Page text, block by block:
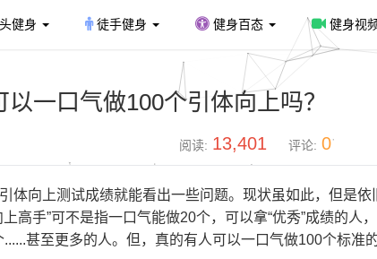
健身 徒手健身 健身百态 健身视
一口气做100个引体向上吗？
阅读: 13,401 评论: 0
体向上测试成绩就能看出一些问题。现状虽如此，但是依
高手”可不是指一口气能做20个，可以拿“优秀”成绩的人
甚至更多的人。但，真的有人可以一口气做100个标准的